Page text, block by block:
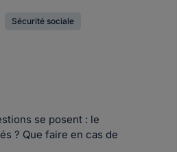
Sécurité sociale
se posent : le
? Que faire en cas de